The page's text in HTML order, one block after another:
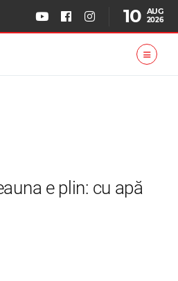
10 AUG
2026
e plin: cu apă